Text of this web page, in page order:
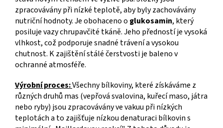
zpracovávány při nízké teplotě, aby byly zachovávány
nutriční hodnoty. Je obohaceno o glukosamin, který
posiluje vazy chrupavčité tkáně. Jeho předností je vysoká
vlhkost, což podporuje snadné trávení a vysokou
chutnost. K zajištění stálé čerstvosti je baleno v
ochranné atmosféře.
Výrobní proces:Všechny bílkoviny, které získáváme z
různých druhů mas (vepřová svalovina, kuřecí maso, játra
nebo ryby) jsou zpracovávány ve vakuu při nízkých
teplotách a to zajišťuje nízkou denaturaci bílkovin s